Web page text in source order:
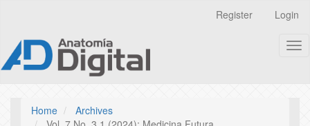
page
content
Content
Register Login
Home
Archives